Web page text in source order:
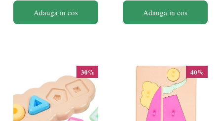
Adauga in cos Adauga in cos
30% 40%